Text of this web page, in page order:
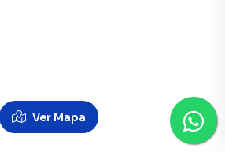
Ver Mapa